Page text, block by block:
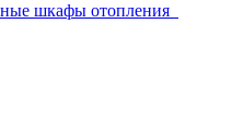
шкафы отопления